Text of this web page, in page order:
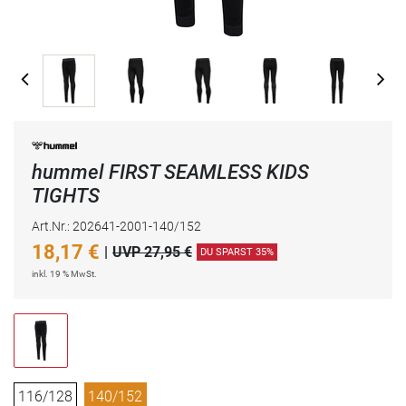
hummel FIRST SEAMLESS KIDS
TIGHTS
Art.Nr.: 202641-2001-140/152
18,17 € | UVP 27,95 € DU SPARST 35%
inkl. 19 % MwSt.
116/128 140/152